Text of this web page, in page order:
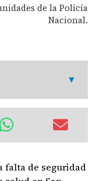
de la Policía
Nacional.
falta de seguridad